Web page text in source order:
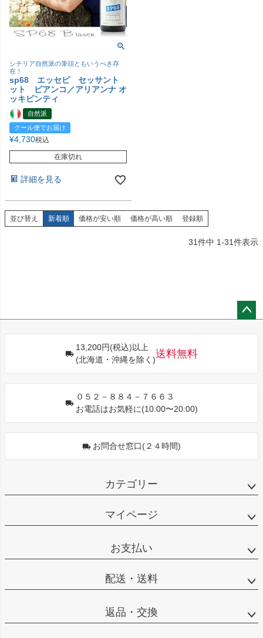
シチリア自然派の筆頭ともいうべき存
在！
sp68 エッセピ セッサント
ット ビアンコ／アリアンナ オ
ッキピンティ
自然派
クール便でお届け
¥4,730税込
在庫切れ
詳細を見る
並び替え 新着順 価格が安い順 価格が高い順 登録順
31件中 1-31件表示
13,200円(税込)以上
(北海道・沖縄を除く)
送料無料
０５２－８８４－７６６３
お電話はお気軽に(10:00〜20:00)
お問合せ窓口(２４時間)
カテゴリー
マイページ
お支払い
配送・送料
返品・交換